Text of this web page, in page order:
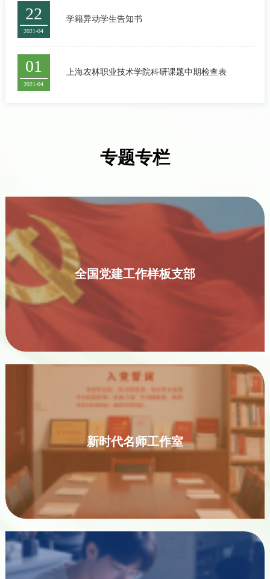
22
2021-04
学籍异动学生告知书
01
2021-04
上海农林职业技术学院科研课题中期检查表
专题专栏
全国党建工作样板支部
新时代名师工作室